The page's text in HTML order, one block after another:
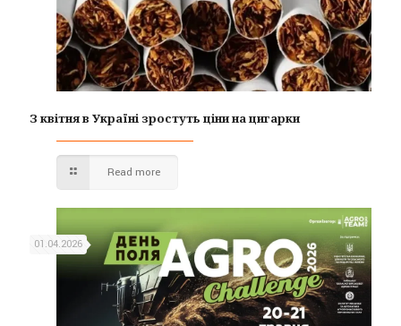
З квітня в Україні зростуть ціни на цигарки
Read more
01.04.2026